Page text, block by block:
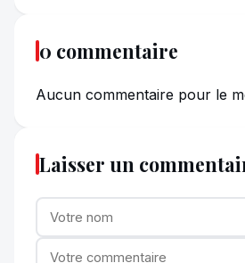
0 commentaire
Aucun commentaire pour le
Laisser un